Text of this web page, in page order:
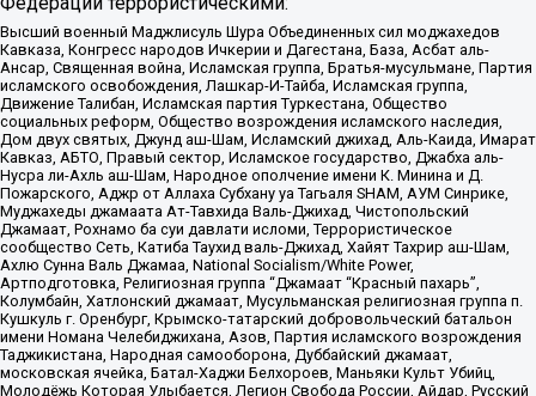
Высший военный Маджлисуль Шура Объединенных сил моджахедов
Кавказа, Конгресс народов Ичкерии и Дагестана, База, Асбат аль-
Ансар, Священная война, Исламская группа, Братья-мусульмане, Партия
исламского освобождения, Лашкар-И-Тайба, Исламская группа,
Движение Талибан, Исламская партия Туркестана, Общество
социальных реформ, Общество возрождения исламского наследия,
Дом двух святых, Джунд аш-Шам, Исламский джихад, Аль-Каида, Имарат
Кавказ, АБТО, Правый сектор, Исламское государство, Джабха аль-
Нусра ли-Ахль аш-Шам, Народное ополчение имени К. Минина и Д.
Пожарского, Аджр от Аллаха Субхану уа Тагьаля SHAM, АУМ Синрике,
Муджахеды джамаата Ат-Тавхида Валь-Джихад, Чистопольский
Джамаат, Рохнамо ба суи давлати исломи, Террористическое
сообщество Сеть, Катиба Таухид валь-Джихад, Хайят Тахрир аш-Шам,
Ахлю Сунна Валь Джамаа, National Socialism/White Power,
Артподготовка, Религиозная группа “Джамаат “Красный пахарь”,
Колумбайн, Хатлонский джамаат, Мусульманская религиозная группа п.
Кушкуль г. Оренбург, Крымско-татарский добровольческий батальон
имени Номана Челебиджихана, Азов, Партия исламского возрождения
Таджикистана, Народная самооборона, Дуббайский джамаат,
московская ячейка, Батал-Хаджи Белхороев, Маньяки Культ Убийц,
Молодёжь Которая Улыбается, Легион Свобода России, Айдар, Русский